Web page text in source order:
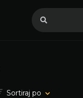
Sortiraj po